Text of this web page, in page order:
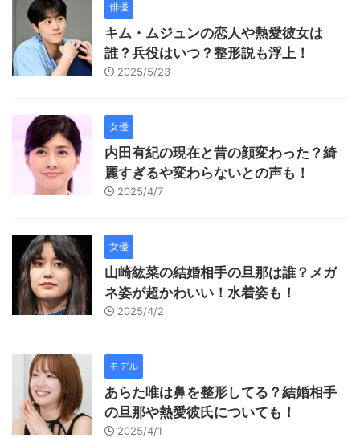
俳優
キム・ムジュンの恋人や熱愛彼女は
誰？兵役はいつ？整形説も浮上！
2025/5/23
女優
内田有紀の現在と昔の顔変わった？綺
麗すぎるや変わらないとの声も！
2025/4/7
女優
山崎紘菜の結婚相手の旦那は誰？メガ
ネ姿が超かわいい！水着姿も！
2025/4/2
モデル
あらた唯は鼻を整形してる？結婚相手
の旦那や熱愛彼氏についても！
2025/4/1